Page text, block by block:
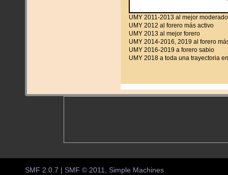
UMY 2011-2013 al mejor
UMY 2012 al forero más activo
UMY 2013 al mejor forero
UMY 2014-2016, 2019 al forero
UMY 2016-2019 a forero sabio
UMY 2018 a toda una trayectoria
SMF 2.0.7 SMF © 2011, Simple Machines